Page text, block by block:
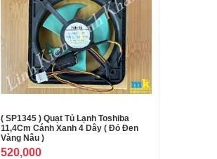
( SP1345 ) Quạt Tủ Lạnh Toshiba
11,4Cm Cánh Xanh 4 Dây ( Đỏ Đen
Vàng Nâu )
520,000